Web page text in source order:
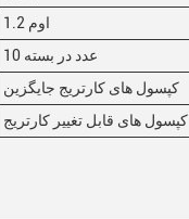
1.2 اوم
10 عدد در بسته
کپسول های کارتریج جایگزین
کپسول های قابل تغییر کارتریج